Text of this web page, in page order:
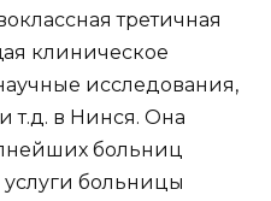
третичная
клиническое
исследования,
т.д. в Нинся. Она
больниц
больницы